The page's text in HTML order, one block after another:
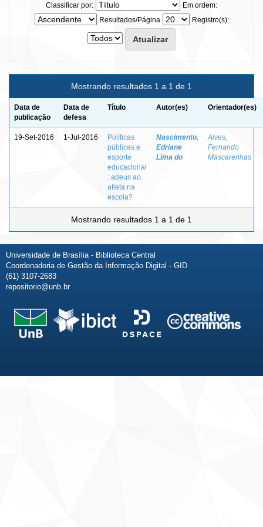
Classificar por:
Em ordem:
Resultados/Página
Registro(s):
Mostrando resultados 1 a 1 de 1
Data de
publicação
Data de
defesa
Título Autor(es) Orientador(es)
19-Set-2016 1-Jul-2016
Políticas
públicas e
esporte
educacional
: adeus ao
atleta na
escola?
Nascimento,
Edriane
Lima do
Alves,
Fernando
Mascarenhas
Mostrando resultados 1 a 1 de 1
Universidade de Brasília - Biblioteca Central
Coordenadoria de Gestão da Informação Digital - GID
(61) 3107-2683
repositorio@unb.br